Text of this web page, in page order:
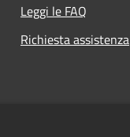
Leggi le FAQ
Richiesta assistenza